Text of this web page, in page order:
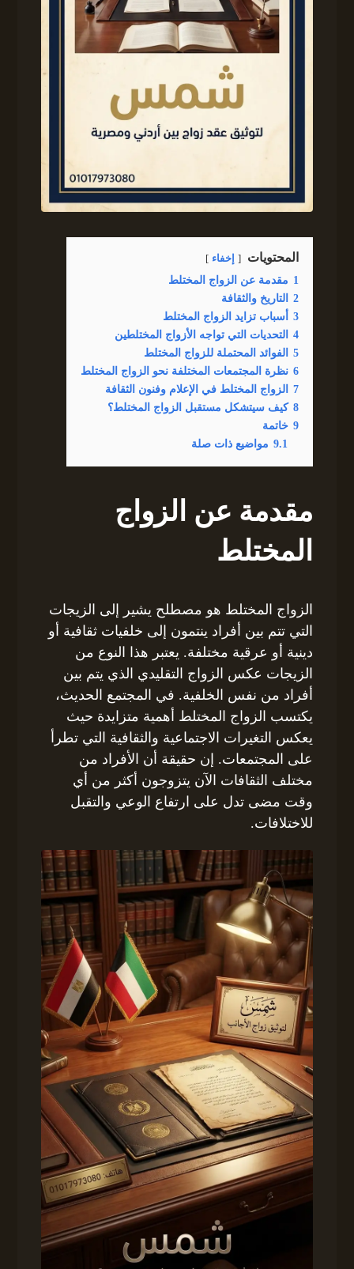
المحتويات إخفاء
1 مقدمة عن الزواج المختلط
2
التاريخ والثقافة
3
أسباب تزايد الزواج المختلط
4
التحديات التي تواجه الأزواج المختلطين
5
الفوائد المحتملة للزواج المختلط
6 نظرة المجتمعات المختلفة نحو الزواج المختلط
7
الزواج المختلط في الإعلام وفنون الثقافة
8 كيف سيتشكل مستقبل الزواج المختلط؟
9 خاتمة
9.1 مواضيع ذات صلة
مقدمة عن الزواج
المختلط
الزواج المختلط هو مصطلح يشير إلى الزيجات
التي تتم بين أفراد ينتمون إلى خلفيات ثقافية أو
دينية أو عرقية مختلفة. يعتبر هذا النوع من
الزيجات عكس الزواج التقليدي الذي يتم بين
أفراد من نفس الخلفية. في المجتمع الحديث،
يكتسب الزواج المختلط أهمية متزايدة حيث
يعكس التغيرات الاجتماعية والثقافية التي تطرأ
على المجتمعات. إن حقيقة أن الأفراد من
مختلف الثقافات الآن يتزوجون أكثر من أي
وقت مضى تدل على ارتفاع الوعي والتقبل
للاختلافات.